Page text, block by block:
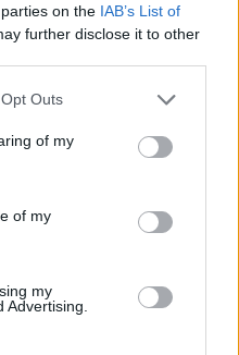
on the IAB’s List of
further disclose it to other
uses one or more Google
You may click to
and its third-party tags to
purposes in below Google
Outs
of my
of my
my
Advertising.
η Camila, δείχνει
στο εστιατόριο.
Η Camila εξήγησε
είναι ένα μέρος
"όλοι στο
εμπειρίας!"
που βοηθάει